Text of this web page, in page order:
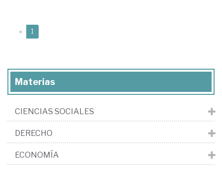
« 1
Materias
CIENCIAS SOCIALES
DERECHO
ECONOMÍA